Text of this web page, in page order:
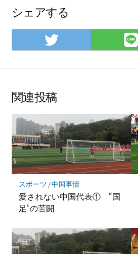
シェアする
Twitter
で
関連投稿
スポーツ /中国事情
愛されない中国代表① “国
足”の苦闘